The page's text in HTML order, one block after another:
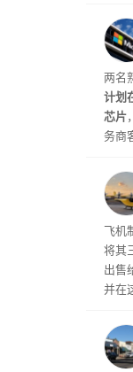
户
盖逻
等
两名
计划
芯片
务商
进
计划
芯
飞机
将其
出售
并在